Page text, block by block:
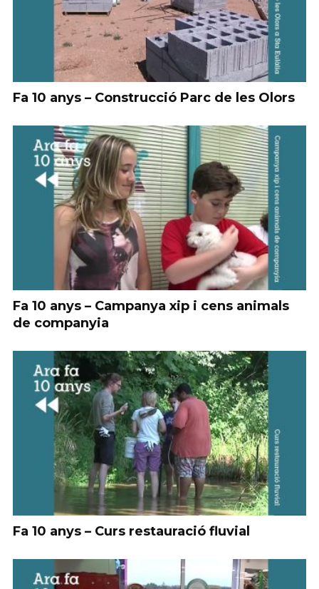
Fa 10 anys – Construcció Parc de les Olors
Fa 10 anys – Campanya xip i cens animals
de companyia
Fa 10 anys – Curs restauració fluvial